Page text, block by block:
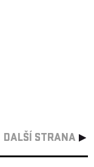
DALŠÍ STRANA